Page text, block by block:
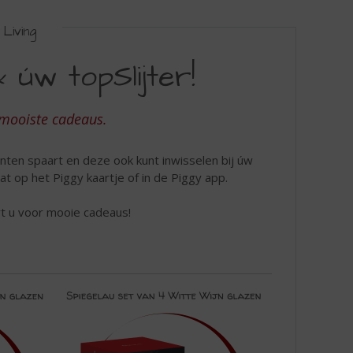
úw topSlijter!
cadeaus.
spaart en deze ook kunt inwisselen bij úw
op het Piggy kaartje of in de Piggy app.
u voor mooie cadeaus!